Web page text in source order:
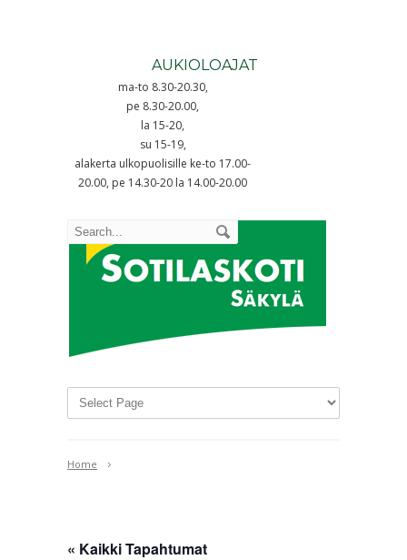
AUKIOLOAJAT
ma-to 8.30-20.30,
pe 8.30-20.00,
la 15-20,
su 15-19,
alakerta ulkopuolisille ke-to 17.00-
20.00, pe 14.30-20 la 14.00-20.00
Home
« Kaikki Tapahtumat